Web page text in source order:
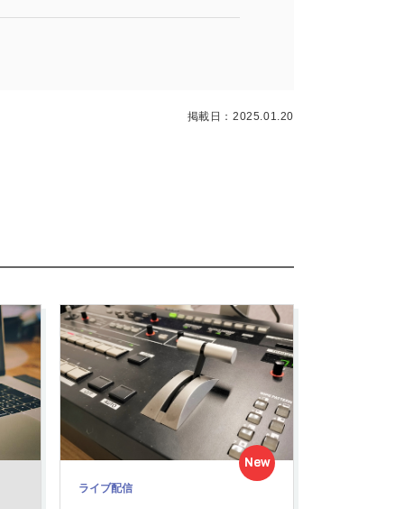
掲載日：2025.01.20
ライブ配信
New